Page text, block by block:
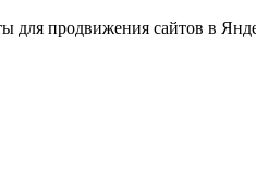
для продвижения сайтов в